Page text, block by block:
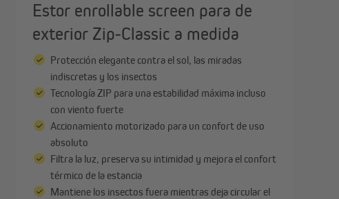
Tiras de ocultación
Estor enrollable screen para de
exterior Zip-Classic a medida
Protección elegante contra el sol, las miradas
indiscretas y los insectos
Tecnología ZIP para una estabilidad máxima incluso
con viento fuerte
Accionamiento motorizado para un confort de uso
absoluto
Filtra la luz, preserva su intimidad y mejora el confort
térmico de la estancia
Mantiene los insectos fuera mientras deja circular el